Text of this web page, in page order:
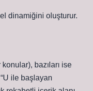
dinamiğini oluşturur.
bazıları ise
ile başlayan